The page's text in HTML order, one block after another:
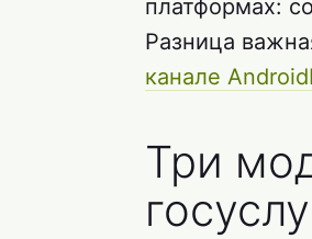
платформах:
Разница
канале
Три